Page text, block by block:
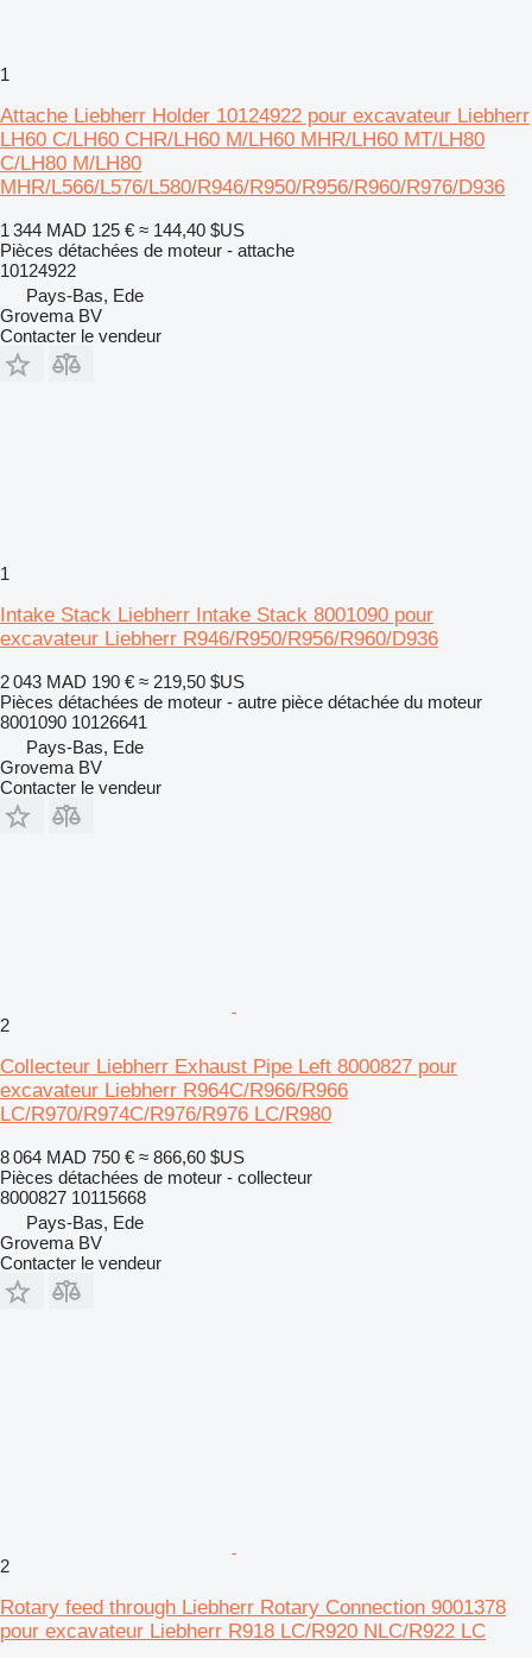
1
Attache Liebherr Holder 10124922 pour excavateur Liebherr
LH60 C/LH60 CHR/LH60 M/LH60 MHR/LH60 MT/LH80
C/LH80 M/LH80
MHR/L566/L576/L580/R946/R950/R956/R960/R976/D936
1 344 MAD 125 € ≈ 144,40 $US
Pièces détachées de moteur - attache
10124922
Pays-Bas, Ede
Grovema BV
Contacter le vendeur
1
Intake Stack Liebherr Intake Stack 8001090 pour
excavateur Liebherr R946/R950/R956/R960/D936
2 043 MAD 190 € ≈ 219,50 $US
Pièces détachées de moteur - autre pièce détachée du moteur
8001090 10126641
Pays-Bas, Ede
Grovema BV
Contacter le vendeur
2
Collecteur Liebherr Exhaust Pipe Left 8000827 pour
excavateur Liebherr R964C/R966/R966
LC/R970/R974C/R976/R976 LC/R980
8 064 MAD 750 € ≈ 866,60 $US
Pièces détachées de moteur - collecteur
8000827 10115668
Pays-Bas, Ede
Grovema BV
Contacter le vendeur
2
Rotary feed through Liebherr Rotary Connection 9001378
pour excavateur Liebherr R918 LC/R920 NLC/R922 LC